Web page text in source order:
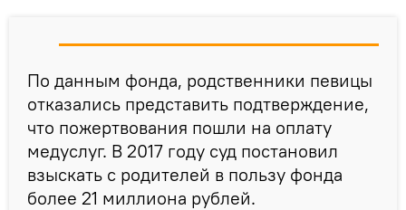
По данным фонда, родственники певицы
отказались представить подтверждение,
что пожертвования пошли на оплату
медуслуг. В 2017 году суд постановил
взыскать с родителей в пользу фонда
более 21 миллиона рублей.